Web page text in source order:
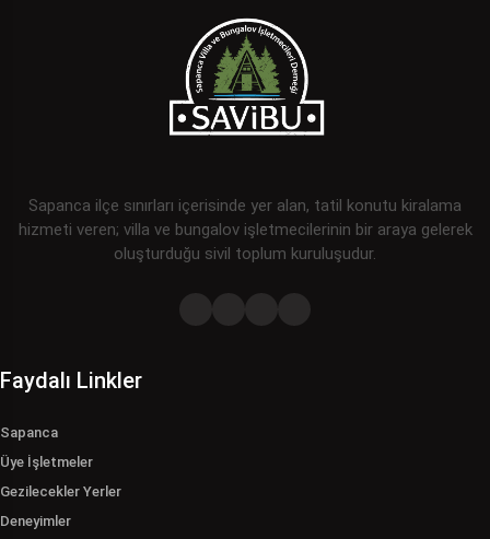
Sapanca ilçe sınırları içerisinde yer alan, tatil konutu kiralama
hizmeti veren; villa ve bungalov işletmecilerinin bir araya gelerek
oluşturduğu sivil toplum kuruluşudur.
Faydalı Linkler
Sapanca
Üye İşletmeler
Gezilecekler Yerler
Deneyimler